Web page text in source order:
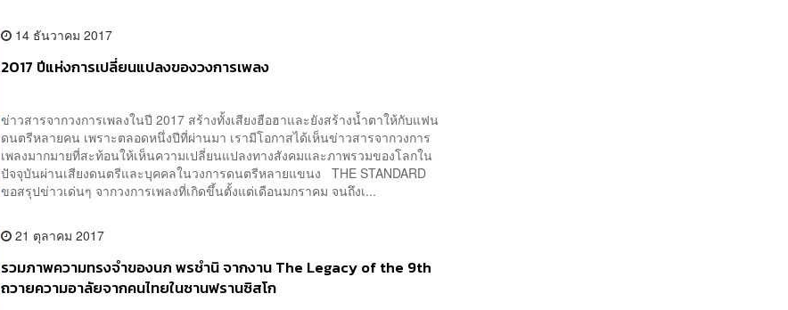
14 ธันวาคม 2017
2017 ปีแห่งการเปลี่ยนแปลงของวงการเพลง
ข่าวสารจากวงการเพลงในปี 2017 สร้างทั้งเสียงฮือฮาและยังสร้างน้ำตาให้กับแฟน
ดนตรีหลายคน เพราะตลอดหนึ่งปีที่ผ่านมา เรามีโอกาสได้เห็นข่าวสารจากวงการ
เพลงมากมายที่สะท้อนให้เห็นความเปลี่ยนแปลงทางสังคมและภาพรวมของโลกใน
ปัจจุบันผ่านเสียงดนตรีและบุคคลในวงการดนตรีหลายแขนง THE STANDARD
ขอสรุปข่าวเด่นๆ จากวงการเพลงที่เกิดขึ้นตั้งแต่เดือนมกราคม จนถึงเ...
21 ตุลาคม 2017
รวมภาพความทรงจำของนภ พรชำนิ จากงาน The Legacy of the 9th
ถวายความอาลัยจากคนไทยในซานฟรานซิสโก